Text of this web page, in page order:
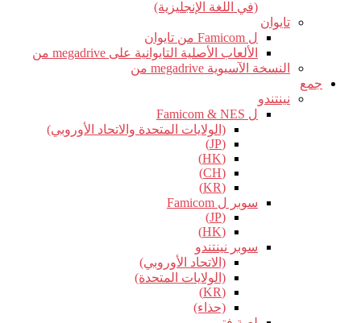
(في اللغة الإنجليزية)
تايوان
ل Famicom من تايوان
الألعاب الأصلية التايوانية على megadrive من
النسخة الآسيوية megadrive من
جمع
نينتندو
ل Famicom & NES
(الولايات المتحدة والاتحاد الأوروبي)
(JP)
(HK)
(CH)
(KR)
سوبر ل Famicom
(JP)
(HK)
سوبر نينتندو
(الاتحاد الأوروبي)
(الولايات المتحدة)
(KR)
(حذاء)